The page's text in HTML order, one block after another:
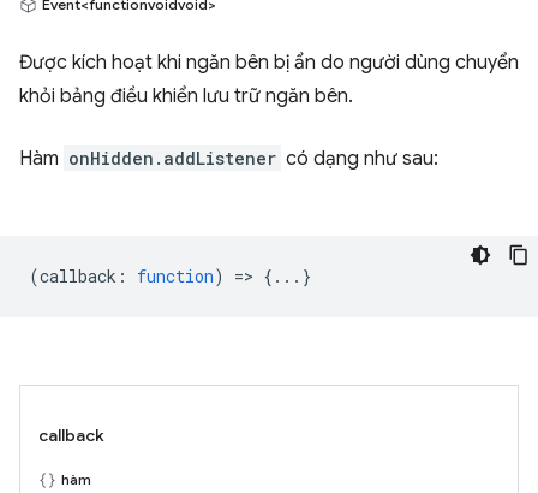
Event<functionvoidvoid>
Được kích hoạt khi ngăn bên bị ẩn do người dùng chuyển
khỏi bảng điều khiển lưu trữ ngăn bên.
Hàm onHidden.addListener có dạng như sau:
(callback : function) => {...}
callback
hàm